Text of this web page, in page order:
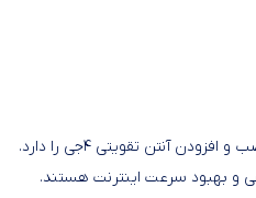
و بهبود سرعت اینترنت هستند.